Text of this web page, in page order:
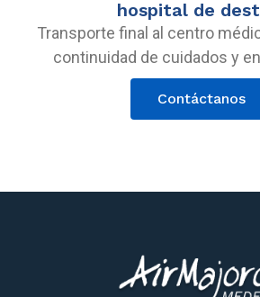
hospital de
Transporte final al centro
continuidad de cuidados y
Contáctanos